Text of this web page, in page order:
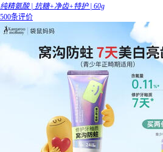
纯精氨酸 | 抗糖+净齿+特护 | 60g
500条评价